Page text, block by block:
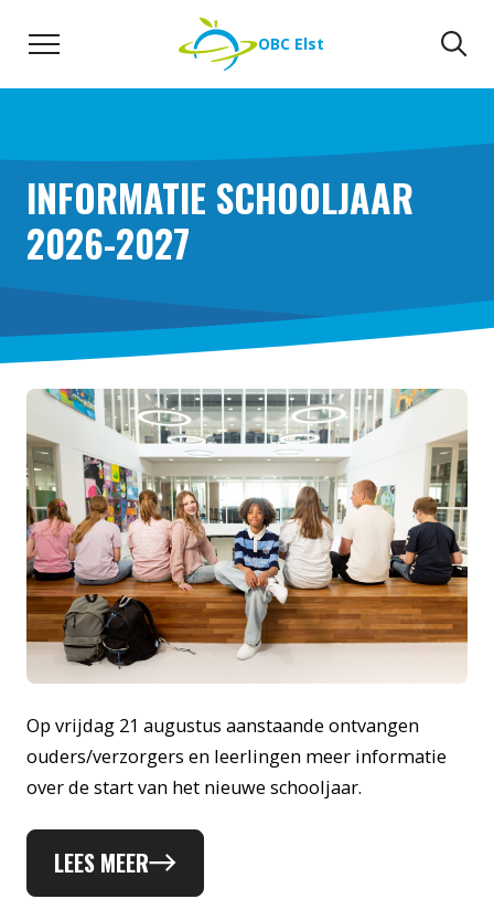
OBC Elst
INFORMATIE SCHOOLJAAR
2026-2027
Op vrijdag 21 augustus aanstaande ontvangen
ouders/verzorgers en leerlingen meer informatie
over de start van het nieuwe schooljaar.
LEES MEER